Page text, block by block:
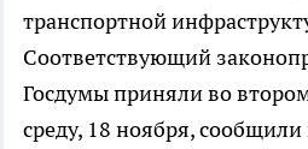
транспортной
Соответствующий
Госдумы приняли во
среду, 18 ноября,